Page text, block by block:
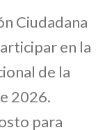
Ciudadana
en la
de la
2026.
para